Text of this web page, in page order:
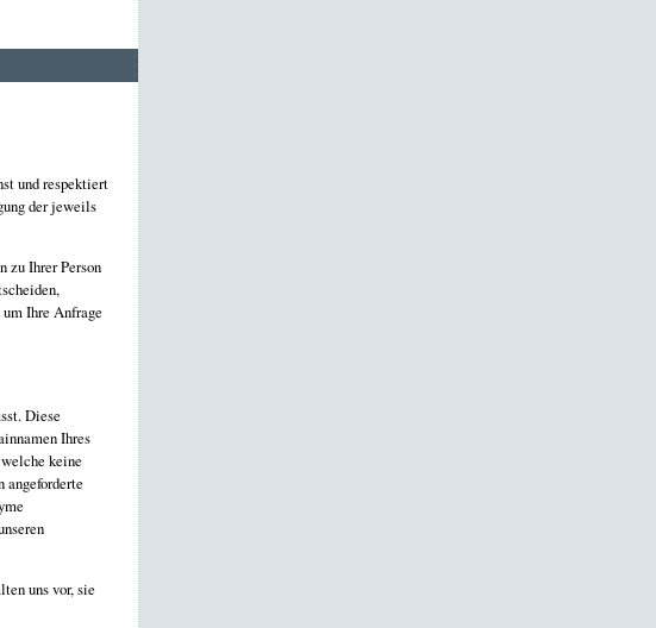
und respektiert
der jeweils
zu Ihrer Person
Ihre Anfrage
Diese
Ihres
keine
angeforderte
uns vor, sie